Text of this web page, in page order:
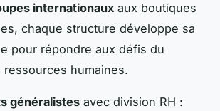
internationaux aux boutiques
chaque structure développe sa
pour répondre aux défis du
humaines.
généralistes avec division RH :